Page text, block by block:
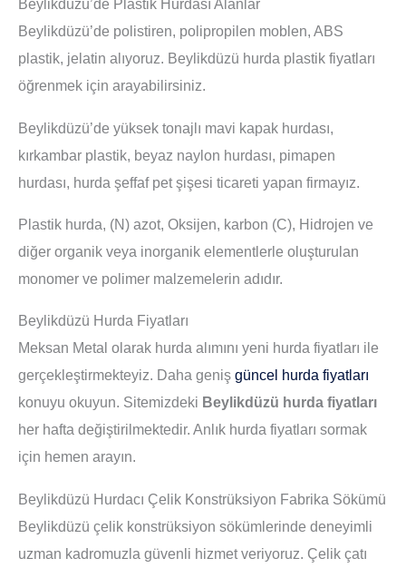
Beylikdüzü’de Plastik Hurdası Alanlar
Beylikdüzü’de polistiren, polipropilen moblen, ABS
plastik, jelatin alıyoruz. Beylikdüzü hurda plastik fiyatları
öğrenmek için arayabilirsiniz.
Beylikdüzü’de yüksek tonajlı mavi kapak hurdası,
kırkambar plastik, beyaz naylon hurdası, pimapen
hurdası, hurda şeffaf pet şişesi ticareti yapan firmayız.
Plastik hurda, (N) azot, Oksijen, karbon (C), Hidrojen ve
diğer organik veya inorganik elementlerle oluşturulan
monomer ve polimer malzemelerin adıdır.
Beylikdüzü Hurda Fiyatları
Meksan Metal olarak hurda alımını yeni hurda fiyatları ile
gerçekleştirmekteyiz. Daha geniş güncel hurda fiyatları
konuyu okuyun. Sitemizdeki Beylikdüzü hurda fiyatları
her hafta değiştirilmektedir. Anlık hurda fiyatları sormak
için hemen arayın.
Beylikdüzü Hurdacı Çelik Konstrüksiyon Fabrika Sökümü
Beylikdüzü çelik konstrüksiyon sökümlerinde deneyimli
uzman kadromuzla güvenli hizmet veriyoruz. Çelik çatı